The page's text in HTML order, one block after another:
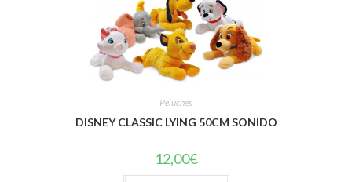
Peluches
DISNEY CLASSIC LYING 50CM SONIDO
12,00€